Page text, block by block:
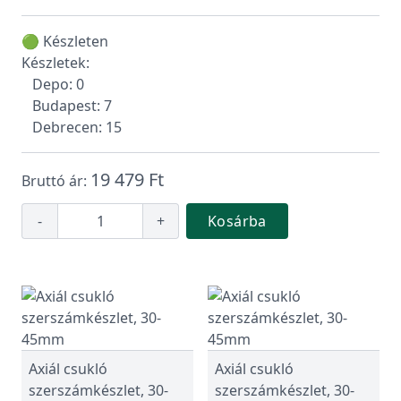
🟢 Készleten
Készletek:
Depo: 0
Budapest: 7
Debrecen: 15
Bruttó ár: 19 479 Ft
- + Kosárba
Axiál csukló
szerszámkészlet, 30-
Axiál csukló
szerszámkészlet, 30-